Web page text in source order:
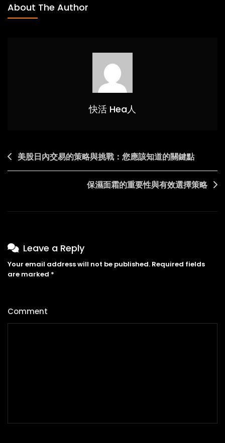
口
全
攻
開
設
省
又
About The Author
快活 Hea人
Post
navigation
美股日內交易的策略與挑戰：您應該知道的關鍵點
保濕面霜的重要性與有效選擇策略
Leave a Reply
Your email address will not be published. Required fields
are marked *
Comment